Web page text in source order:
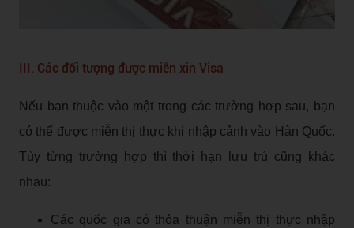
III. Các đối tượng được miễn xin Visa
Nếu bạn thuộc vào một trong các trường hợp sau, bạn
có thể được miễn thị thực khi nhập cảnh vào Hàn Quốc.
Tùy từng trường hợp thì thời hạn lưu trú cũng khác
nhau:
Các quốc gia có thỏa thuận miễn thị thực nhập